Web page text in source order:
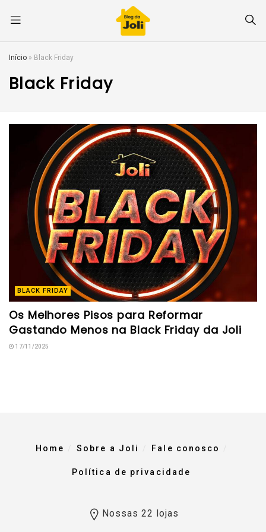
Início » Black Friday
Black Friday
BLACK FRIDAY
Os Melhores Pisos para Reformar
Gastando Menos na Black Friday da Joli
17/11/2025
Home Sobre a Joli Fale conosco
Política de privacidade
Nossas 22 lojas